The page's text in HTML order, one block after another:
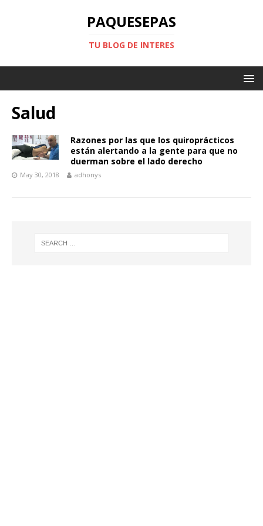
PAQUESEPAS
TU BLOG DE INTERES
Salud
Razones por las que los quiroprácticos
están alertando a la gente para que no
duerman sobre el lado derecho
May 30, 2018 adhonys